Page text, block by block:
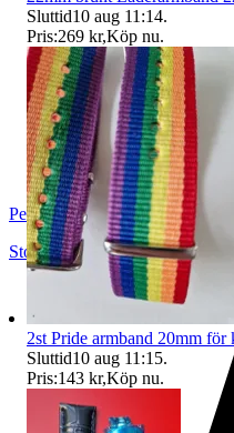
PerA84
Stocksund, Sverige
Sluttid10 aug 11:14.
Pris:269 kr,Köp nu.
2st Pride armband 20mm
Sluttid10 aug 11:15.
Pris:143 kr,Köp nu.